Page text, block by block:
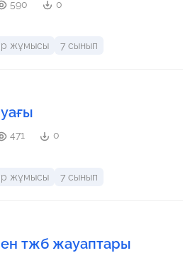
590
0
жұмысы 7 сынып
471
0
жұмысы 7 сынып
тжб жауаптары